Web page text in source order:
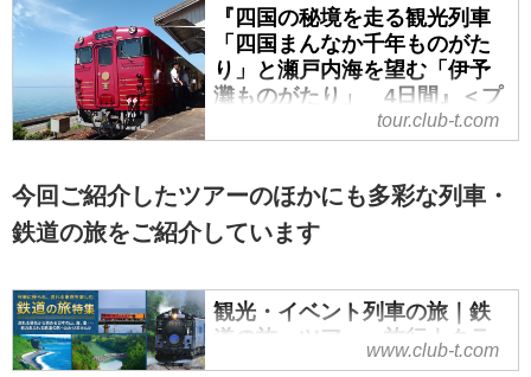
『四国の秘境を走る観光列車
「四国まんなか千年ものがた
り」と瀬戸内海を望む「伊予
灘ものがたり」 4日間』＜プ
レミアムステージ＞往復航空
機利用｜クラブツーリズム
『四国の秘境を走る観光列車 「四
国まんなか千年ものがたり」と瀬
戸内海を望む「伊予灘ものがた
ジ＞往復航空機利用の紹介をして
います。ツアー・旅行のお申込な
らクラブツーリズム。
tour.club-t.com
今回ご紹介したツアーのほかにも多彩な列車・
鉄道の旅をご紹介しています
観光・イベント列車の旅｜鉄
道の旅・ツアー・旅行｜クラ
www.club-t.com